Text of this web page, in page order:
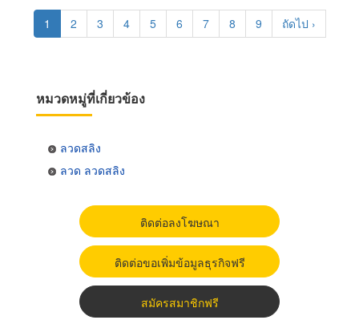
Pagination
Current
page
1 Page
2 Page
3 Page
4 Page
5 Page
6 Page
7 Page
8 Page
9
Next
page
ถัดไป ›
หมวดหมู่ที่เกี่ยวข้อง
ลวดสลิง
ลวด ลวดสลิง
ติดต่อลงโฆษณา
ติดต่อขอเพิ่มข้อมูลธุรกิจฟรี
สมัครสมาชิกฟรี